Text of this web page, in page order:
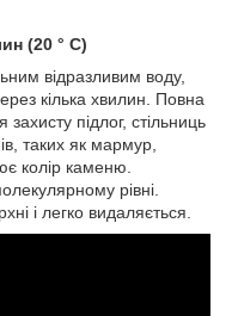
(20 ° С)
відразливим воду,
кілька хвилин. Повна
підлог, стільниць
таких як мармур,
колір каменю.
рівні.
і легко видаляється.